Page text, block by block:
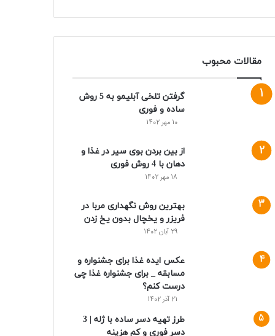
مقالات محبوب
گرفتن تلخی آبلیمو به 5 روش
ساده و فوری
10 مهر 1402
از بین بردن بوی سیر در غذا و
دهان با 4 روش فوری
18 مهر 1402
بهترین روش نگهداری مربا در
فریزر و یخچال بدون یخ زدن
29 آبان 1402
عکس ایده غذا برای جشنواره و
مسابقه _ برای جشنواره غذا چی
درست کنم؟
21 آذر 1402
طرز تهیه دسر ساده با ژله | 3
دسر فوری و کم هزینه